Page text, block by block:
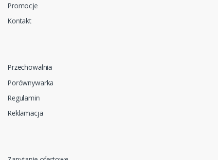
Promocje
Kontakt
Przechowalnia
Porównywarka
Regulamin
Reklamacja